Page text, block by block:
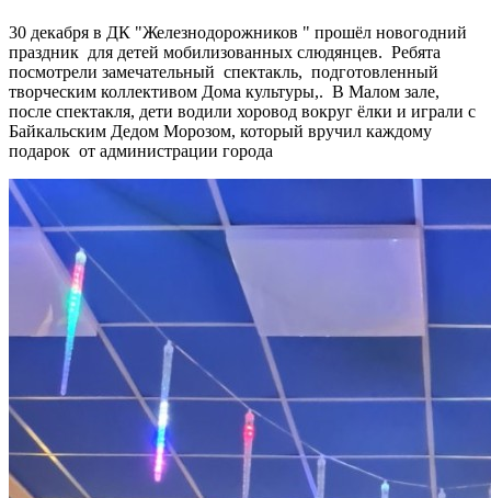
30 декабря в ДК "Железнодорожников " прошёл новогодний
праздник для детей мобилизованных слюдянцев. Ребята
посмотрели замечательный спектакль, подготовленный
творческим коллективом Дома культуры,. В Малом зале,
после спектакля, дети водили хоровод вокруг ёлки и играли с
Байкальским Дедом Морозом, который вручил каждому
подарок от администрации города